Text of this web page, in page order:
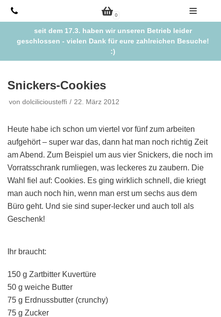
Zum
Inhalt
springen
0
seit dem 17.3. haben wir unseren Betrieb leider
geschlossen - vielen Dank für eure zahlreichen Besuche!
:)
Snickers-Cookies
von dolciliciousteffi 22. März 2012
Heute habe ich schon um viertel vor fünf zum arbeiten
aufgehört – super war das, dann hat man noch richtig Zeit
am Abend. Zum Beispiel um aus vier Snickers, die noch im
Vorratsschrank rumliegen, was leckeres zu zaubern. Die
Wahl fiel auf: Cookies. Es ging wirklich schnell, die kriegt
man auch noch hin, wenn man erst um sechs aus dem
Büro geht. Und sie sind super-lecker und auch toll als
Geschenk!
Ihr braucht:
150 g Zartbitter Kuvertüre
50 g weiche Butter
75 g Erdnussbutter (crunchy)
75 g Zucker